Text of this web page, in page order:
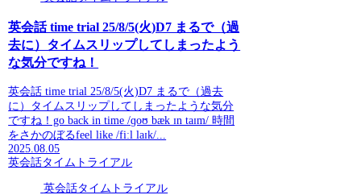
英会話 time trial 25/8/5(火)D7 まるで（過
去に）タイムスリップしてしまったよう
な気分ですね！
英会話 time trial 25/8/5(火)D7 まるで（過去
に）タイムスリップしてしまったような気分
ですね！go back in time /ɡoʊ bæk ɪn taɪm/ 時間
をさかのぼるfeel like /fiːl laɪk/...
2025.08.05
英会話タイムトライアル
英会話タイムトライアル